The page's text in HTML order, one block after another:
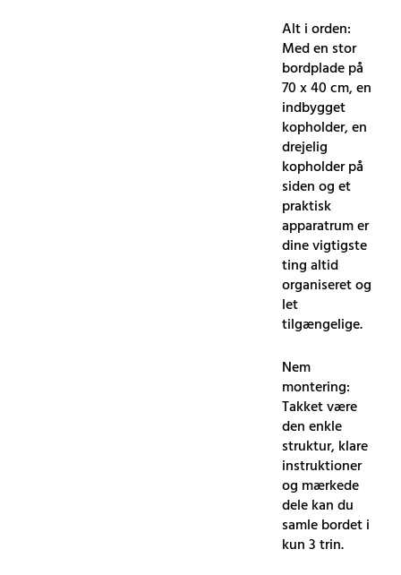
Alt i orden:
Med en stor
bordplade på
70 x 40 cm, en
indbygget
kopholder, en
drejelig
kopholder på
siden og et
praktisk
apparatrum er
dine vigtigste
ting altid
organiseret og
let
tilgængelige.
Nem
montering:
Takket være
den enkle
struktur, klare
instruktioner
og mærkede
dele kan du
samle bordet i
kun 3 trin.